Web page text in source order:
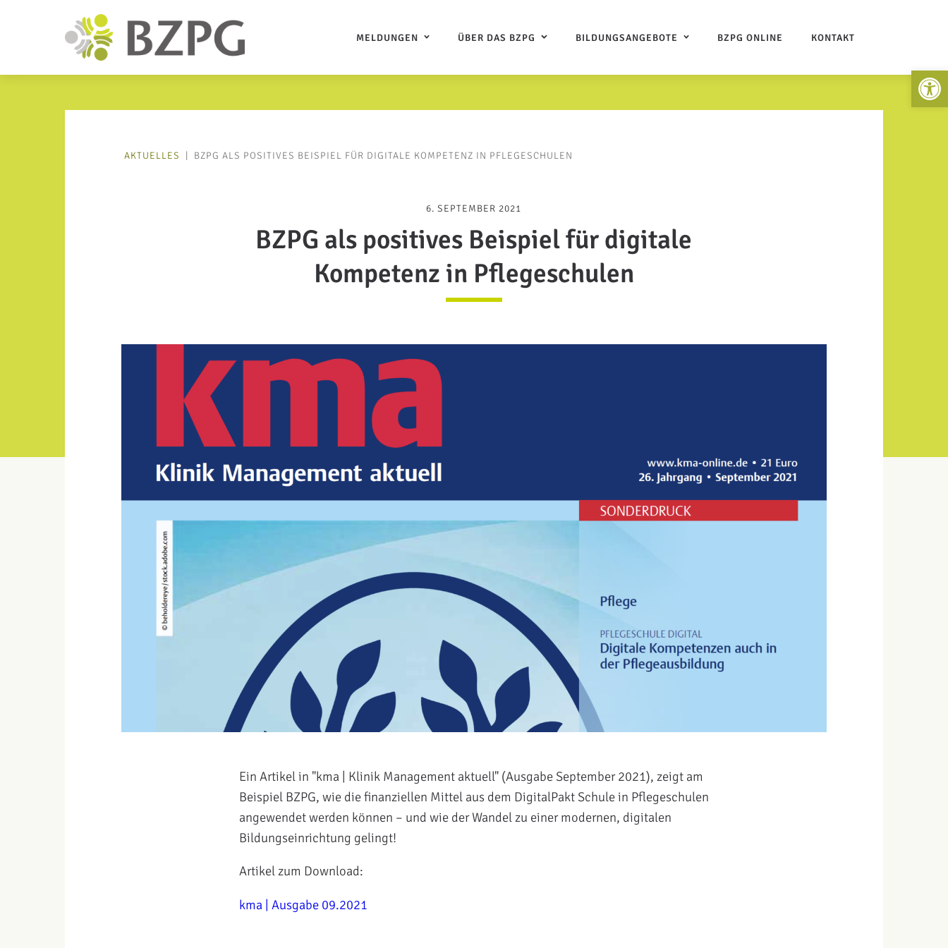
MELDUNGEN ÜBER DAS BZPG BILDUNGSANGEBOTE BZPG ONLINE KONTAKT
AKTUELLES | BZPG ALS POSITIVES BEISPIEL FÜR DIGITALE KOMPETENZ IN PFLEGESCHULEN
6. SEPTEMBER 2021
BZPG als positives Beispiel für digitale
Kompetenz in Pflegeschulen
Ein Artikel in "kma | Klinik Management aktuell" (Ausgabe September 2021), zeigt am
Beispiel BZPG, wie die finanziellen Mittel aus dem DigitalPakt Schule in Pflegeschulen
angewendet werden können – und wie der Wandel zu einer modernen, digitalen
Bildungseinrichtung gelingt!
Artikel zum Download:
kma | Ausgabe 09.2021